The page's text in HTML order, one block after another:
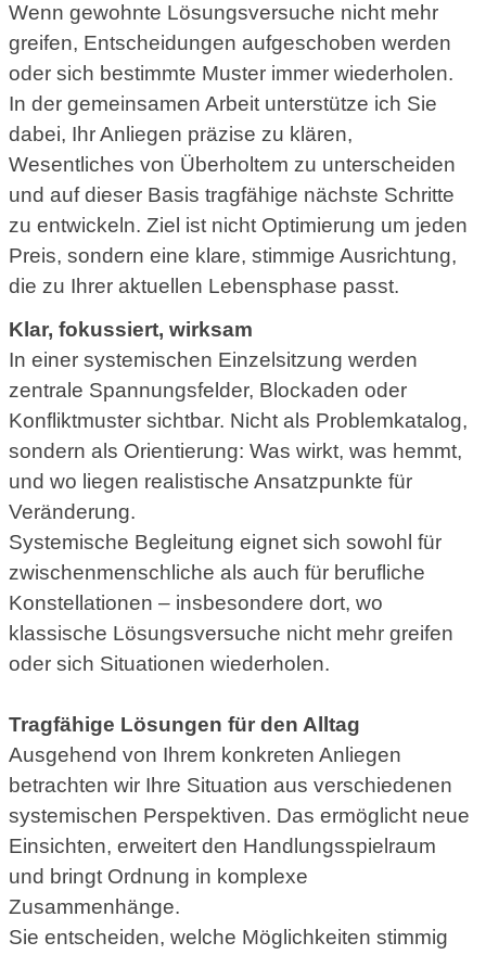
Wenn gewohnte Lösungsversuche nicht mehr
greifen, Entscheidungen aufgeschoben werden
oder sich bestimmte Muster immer wiederholen.
In der gemeinsamen Arbeit unterstütze ich Sie
dabei, Ihr Anliegen präzise zu klären,
Wesentliches von Überholtem zu unterscheiden
und auf dieser Basis tragfähige nächste Schritte
zu entwickeln. Ziel ist nicht Optimierung um jeden
Preis, sondern eine klare, stimmige Ausrichtung,
die zu Ihrer aktuellen Lebensphase passt.
Klar, fokussiert, wirksam
In einer systemischen Einzelsitzung werden
zentrale Spannungsfelder, Blockaden oder
Konfliktmuster sichtbar. Nicht als Problemkatalog,
sondern als Orientierung: Was wirkt, was hemmt,
und wo liegen realistische Ansatzpunkte für
Veränderung.
Systemische Begleitung eignet sich sowohl für
zwischenmenschliche als auch für berufliche
Konstellationen – insbesondere dort, wo
klassische Lösungsversuche nicht mehr greifen
oder sich Situationen wiederholen.
Tragfähige Lösungen für den Alltag
Ausgehend von Ihrem konkreten Anliegen
betrachten wir Ihre Situation aus verschiedenen
systemischen Perspektiven. Das ermöglicht neue
Einsichten, erweitert den Handlungsspielraum
und bringt Ordnung in komplexe
Zusammenhänge.
Sie entscheiden, welche Möglichkeiten stimmig